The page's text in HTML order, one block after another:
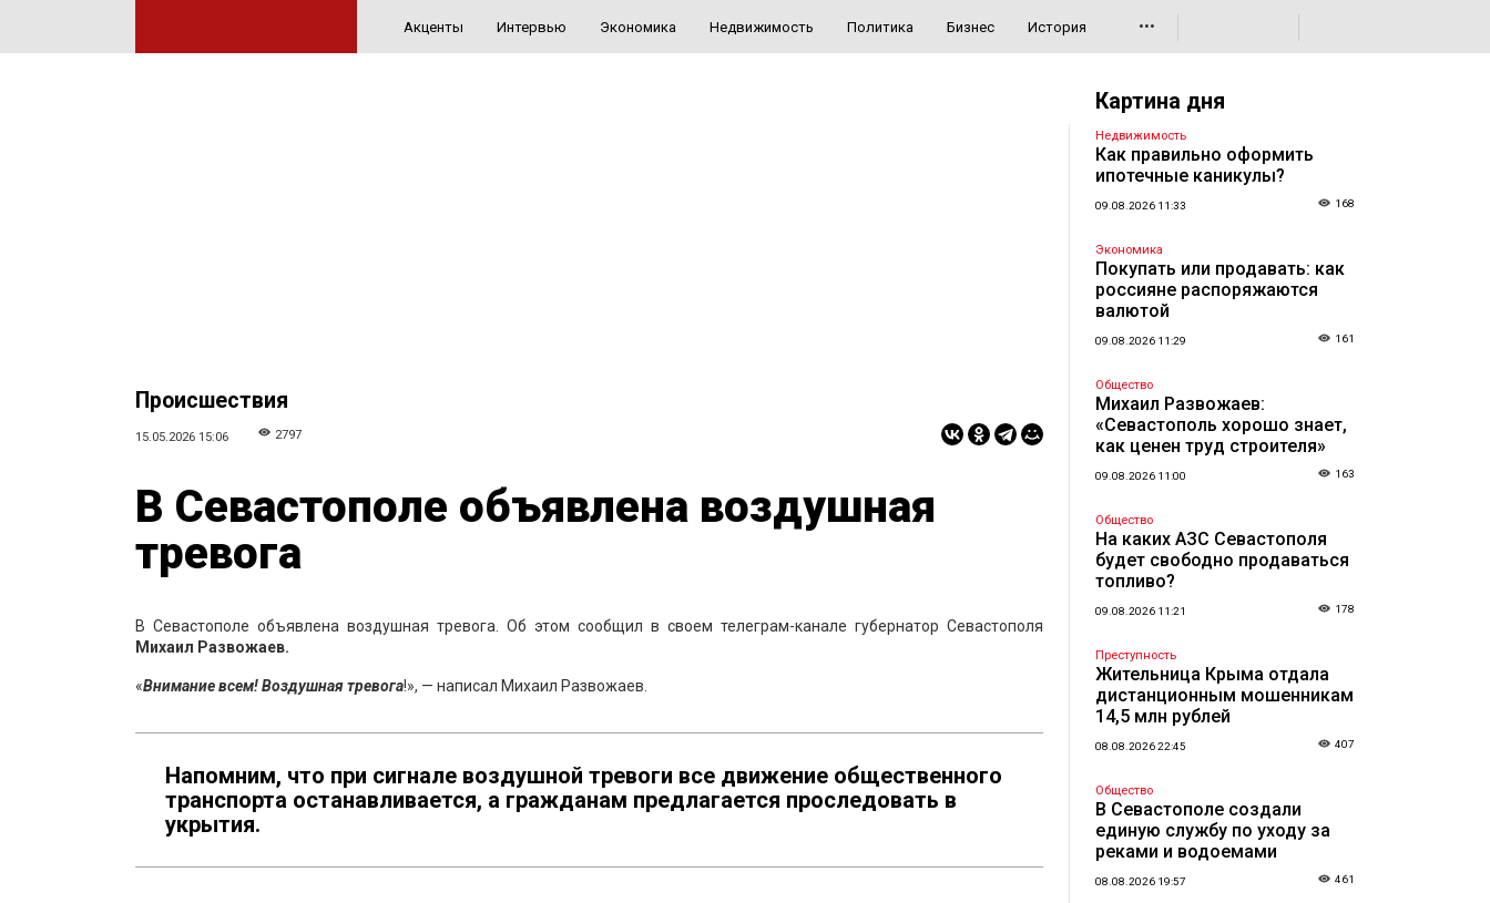
Акценты Интервью Экономика Недвижимость Политика Бизнес История •••
Происшествия
15.05.2026 15:06 2797
В Севастополе объявлена воздушная
тревога
В Севастополе объявлена воздушная тревога. Об этом сообщил в своем телеграм-канале губернатор Севастополя
Михаил Развожаев.
«Внимание всем! Воздушная тревога!», — написал Михаил Развожаев.
Напомним, что при сигнале воздушной тревоги все движение общественного
транспорта останавливается, а гражданам предлагается проследовать в
укрытия.
Картина дня
Недвижимость
Как правильно оформить
ипотечные каникулы?
09.08.2026 11:33 168
Экономика
Покупать или продавать: как
россияне распоряжаются
валютой
09.08.2026 11:29 161
Общество
Михаил Развожаев:
«Севастополь хорошо знает,
как ценен труд строителя»
09.08.2026 11:00 163
Общество
На каких АЗС Севастополя
будет свободно продаваться
топливо?
09.08.2026 11:21 178
Преступность
Жительница Крыма отдала
дистанционным мошенникам
14,5 млн рублей
08.08.2026 22:45 407
Общество
В Севастополе создали
единую службу по уходу за
реками и водоемами
08.08.2026 19:57 461